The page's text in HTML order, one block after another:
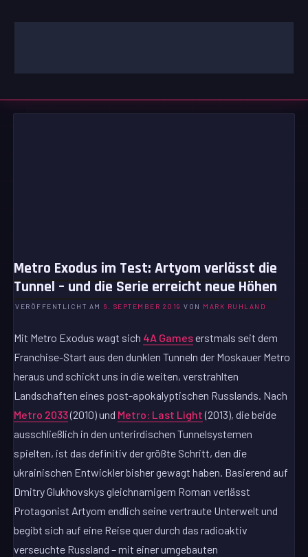
Inhalt
Metro Exodus im Test: Artyom verlässt die
Tunnel – und die Serie erreicht neue Höhen
VERÖFFENTLICHT AM 6. SEPTEMBER 2019 VON MARK RUHLAND
Mit Metro Exodus wagt sich 4A Gameserstmals seit dem
Franchise-Start aus den dunklen Tunneln der Moskauer Metro
heraus und schickt uns in die weiten, verstrahlten
Landschaften eines post-apokalyptischen Russlands. Nach
Metro 2033(2010) und Metro: Last Light(2013), die beide
ausschließlich in den unterirdischen Tunnelsystemen
spielten, ist das definitiv der größte Schritt, den die
ukrainischen Entwickler bisher gewagt haben. Basierend auf
Dmitry Glukhovskys gleichnamigem Roman verlässt
Protagonist Artyom endlich seine vertraute Unterwelt und
begibt sich auf eine Reise quer durch das radioaktiv
verseuchte Russland – mit einer umgebauten